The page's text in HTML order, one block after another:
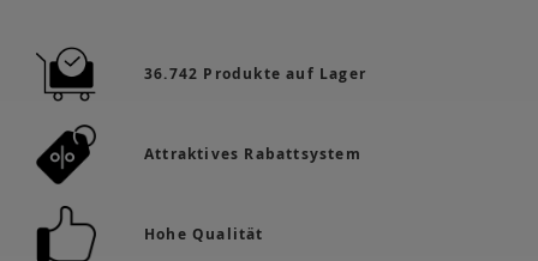
36.742 Produkte auf Lager
Attraktives Rabattsystem
Hohe Qualität